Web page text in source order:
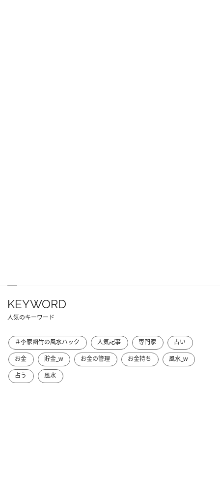
KEYWORD
人気のキーワード
＃李家幽竹の風水ハック 人気記事 専門家
占い
お金
貯金_w お金の管理 お金持ち
風水_w
占う
風水